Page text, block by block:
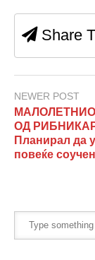
Share
NEWER POST
ОД
Планирал да
повеќе